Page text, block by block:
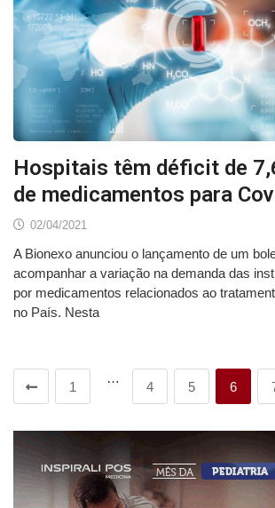
Hospitais têm déficit de
de medicamentos para
02/04/2021
A Bionexo anunciou o lançamento de um
acompanhar a variação na demanda das
por medicamentos relacionados ao
no País. Nesta
1
…
4 5 6